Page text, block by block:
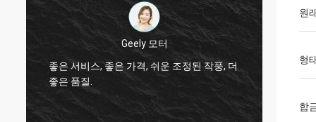
Geely 모터
좋은 서비스, 좋은 가격, 쉬운 조정된 작풍, 더
좋은 품질.
안녕,
빛 색
원
형
합